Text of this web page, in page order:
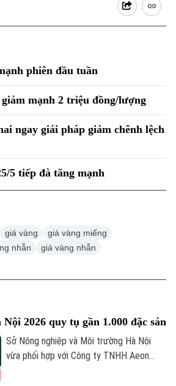
phiên đầu tuần
mạnh 2 triệu đồng/lượng
ngay giải pháp giảm chênh lệch
5 tiếp đà tăng mạnh
giá vàng
giá vàng miếng
nhẫn
giá vàng nhẫn
2026 quy tụ gần 1.000 đặc sản
Sở Nông nghiệp và Môi trường Hà Nội
vừa phối hợp với Công ty TNHH Aeon